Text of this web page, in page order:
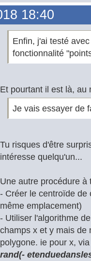
18:40
Enfin, j'ai testé
fonctionnalité
Et pourtant il est là, au
Je vais essayer de
Tu risques d'être
intéresse quelqu'un...
Une autre procédure à
- Créer le centroïde de
même emplacement)
- Utiliser l'algorithme
champs x et y mais de
polygone. ie pour x,
rand(-